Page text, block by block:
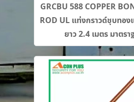
GRCBU 588 COPPER
ROD UL แท่งกราวด์ชุบทอ
ยาว 2.4 เมตร มาตรา